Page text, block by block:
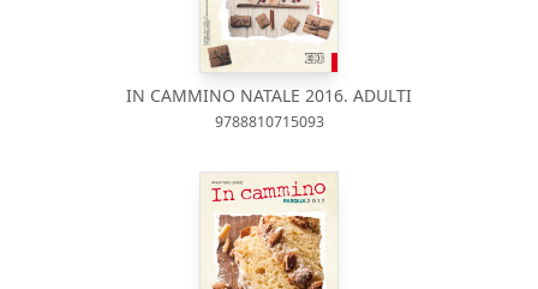
IN CAMMINO NATALE 2016. ADULTI
9788810715093